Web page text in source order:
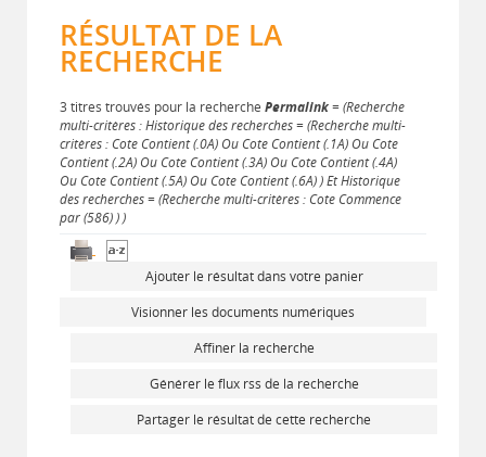
RÉSULTAT DE LA
RECHERCHE
3 titres trouvés pour la recherche Permalink= (Recherche
multi-critères : Historique des recherches = (Recherche multi-
critères : Cote Contient (.0A) Ou Cote Contient (.1A) Ou Cote
Contient (.2A) Ou Cote Contient (.3A) Ou Cote Contient (.4A)
Ou Cote Contient (.5A) Ou Cote Contient (.6A) ) Et Historique
des recherches = (Recherche multi-critères : Cote Commence
par (586) ) )
Ajouter le résultat dans votre panier
Visionner les documents numériques
Affiner la recherche
Générer le flux rss de la recherche
Partager le résultat de cette recherche